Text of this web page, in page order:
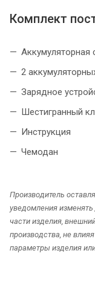
Комплект
Аккумуляторная
2
Зарядное
Шестигранный
Инструкция
Чемодан
Производитель
уведомления
части изделия,
производства, не
параметры изделия